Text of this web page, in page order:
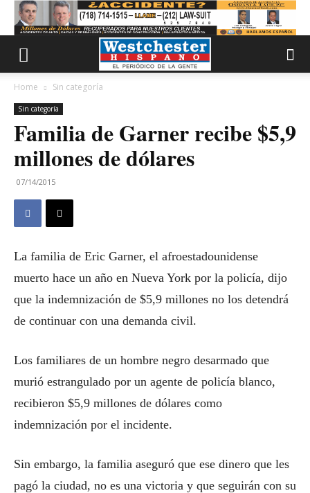
Home Sin categoría
Sin categoría
Familia de Garner recibe $5,9
millones de dólares
07/14/2015
La familia de Eric Garner, el afroestadounidense
muerto hace un año en Nueva York por la policía, dijo
que la indemnización de $5,9 millones no los detendrá
de continuar con una demanda civil.
Los familiares de un hombre negro desarmado que
murió estrangulado por un agente de policía blanco,
recibieron $5,9 millones de dólares como
indemnización por el incidente.
Sin embargo, la familia aseguró que ese dinero que les
pagó la ciudad, no es una victoria y que seguirán con su